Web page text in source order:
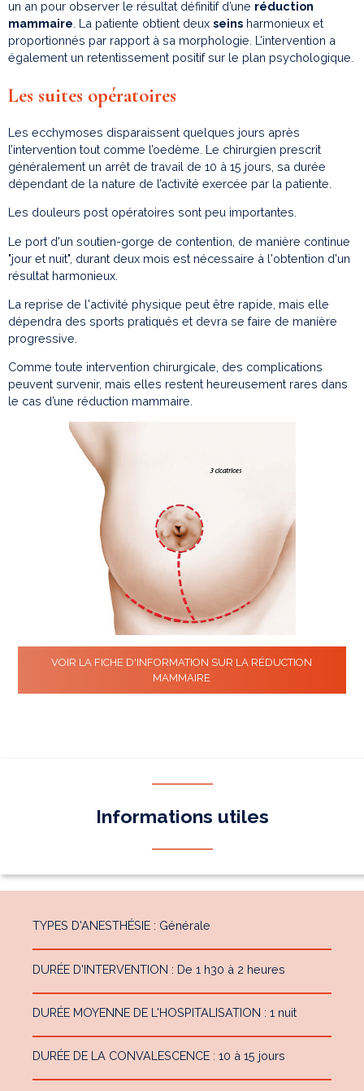
un an pour observer le résultat définitif d’une réduction
mammaire . La patiente obtient deux seins harmonieux et
proportionnés par rapport à sa morphologie. L’intervention a
également un retentissement positif sur le plan psychologique.
Les suites opératoires
Les ecchymoses disparaissent quelques jours après
l’intervention tout comme l’oedème. Le chirurgien prescrit
généralement un arrêt de travail de 10 à 15 jours, sa durée
dépendant de la nature de l’activité exercée par la patiente.
Les douleurs post opératoires sont peu importantes.
Le port d'un soutien-gorge de contention, de manière continue
"jour et nuit", durant deux mois est nécessaire à l'obtention d'un
résultat harmonieux.
La reprise de l'activité physique peut être rapide, mais elle
dépendra des sports pratiqués et devra se faire de manière
progressive.
Comme toute intervention chirurgicale, des complications
peuvent survenir, mais elles restent heureusement rares dans
le cas d’une réduction mammaire.
VOIR LA FICHE D'INFORMATION SUR LA RÉDUCTION
MAMMAIRE
Informations utiles
TYPES D'ANESTHÉSIE : Générale
DURÉE D'INTERVENTION : De 1 h30 à 2 heures
DURÉE MOYENNE DE L'HOSPITALISATION : 1 nuit
DURÉE DE LA CONVALESCENCE : 10 à 15 jours